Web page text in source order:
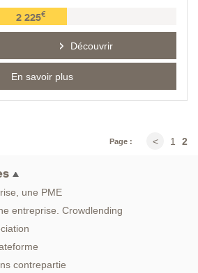
2 225€
Découvrir
En savoir plus
Page : < 1 2
une PME
entreprise. Crowdlending
contrepartie